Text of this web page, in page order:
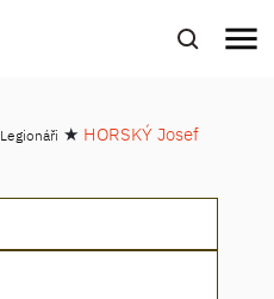
menu
Legionáři ★ HORSKÝ Josef